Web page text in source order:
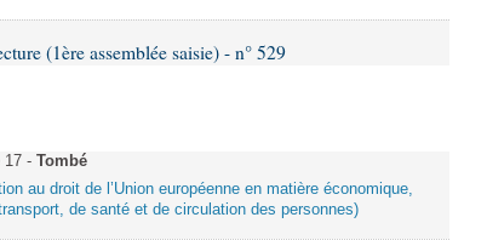
(1ère assemblée saisie) - n° 529
17 - Tombé
au droit de l’Union européenne en matière économique,
de santé et de circulation des personnes)